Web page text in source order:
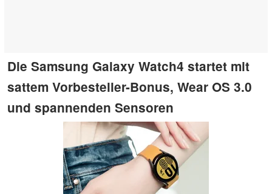
Die Samsung Galaxy Watch4 startet mit
sattem Vorbesteller-Bonus, Wear OS 3.0
und spannenden Sensoren